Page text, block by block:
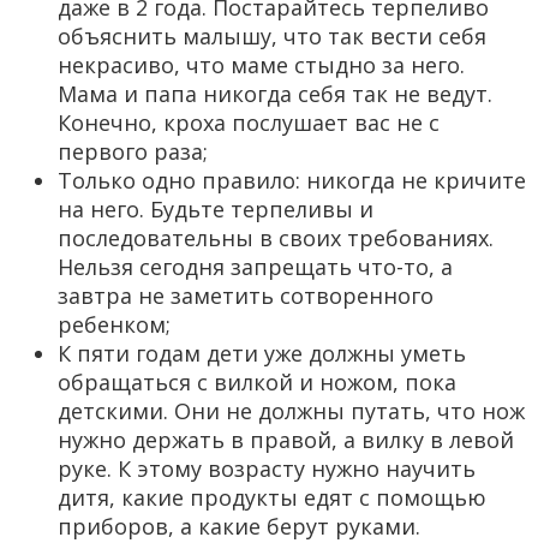
даже в 2 года. Постарайтесь терпеливо
объяснить малышу, что так вести себя
некрасиво, что маме стыдно за него.
Мама и папа никогда себя так не ведут.
Конечно, кроха послушает вас не с
первого раза;
Только одно правило: никогда не кричите
на него. Будьте терпеливы и
последовательны в своих требованиях.
Нельзя сегодня запрещать что-то, а
завтра не заметить сотворенного
ребенком;
К пяти годам дети уже должны уметь
обращаться с вилкой и ножом, пока
детскими. Они не должны путать, что нож
нужно держать в правой, а вилку в левой
руке. К этому возрасту нужно научить
дитя, какие продукты едят с помощью
приборов, а какие берут руками.